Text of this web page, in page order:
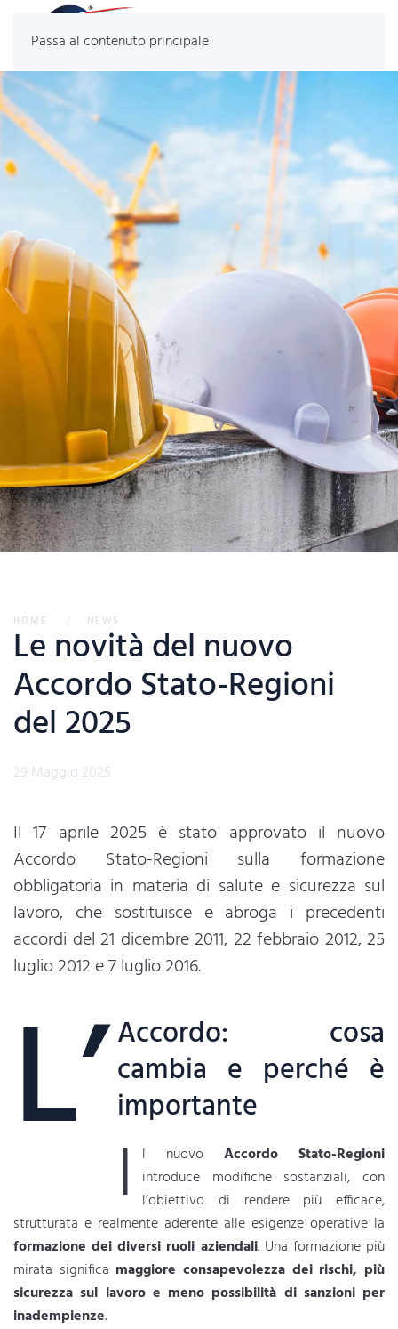
Passa al contenuto principale
HOME NEWS
Le novità del nuovo
Accordo Stato-Regioni
del 2025
29 Maggio 2025
Il 17 aprile 2025 è stato approvato il nuovo
Accordo Stato-Regioni sulla formazione
obbligatoria in materia di salute e sicurezza sul
lavoro, che sostituisce e abroga i precedenti
accordi del 21 dicembre 2011, 22 febbraio 2012, 25
luglio 2012 e 7 luglio 2016.
L’ Accordo: cosa
cambia e perché è
importante
I l nuovo Accordo Stato-Regioni
introduce modifiche sostanziali, con
l’obiettivo di rendere più efficace,
strutturata e realmente aderente alle esigenze operative la
formazione dei diversi ruoli aziendali. Una formazione più
mirata significa maggiore consapevolezza dei rischi, più
sicurezza sul lavoro e meno possibilità di sanzioni per
inadempienze.